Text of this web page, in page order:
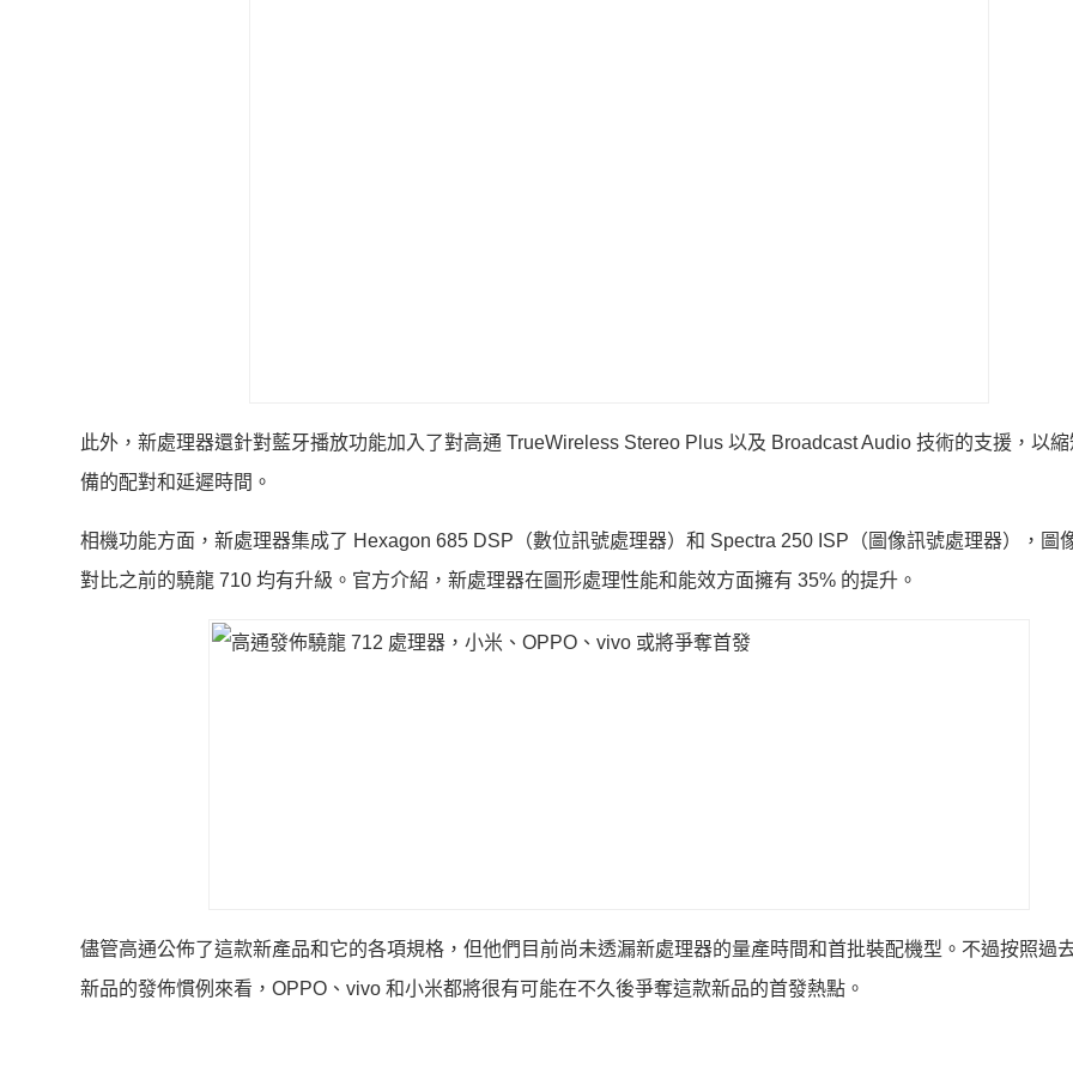
此外，新處理器還針對藍牙播放功能加入了對高通 TrueWireless Stereo Plus 以及 Broadcast Audio 技術的支援，以
備的配對和延遲時間。
相機功能方面，新處理器集成了 Hexagon 685 DSP（數位訊號處理器）和 Spectra 250 ISP（圖像訊號處理器），圖
對比之前的驍龍 710 均有升級。官方介紹，新處理器在圖形處理性能和能效方面擁有 35% 的提升。
儘管高通公佈了這款新產品和它的各項規格，但他們目前尚未透漏新處理器的量產時間和首批裝配機型。不過按照過
新品的發佈慣例來看，OPPO、vivo 和小米都將很有可能在不久後爭奪這款新品的首發熱點。